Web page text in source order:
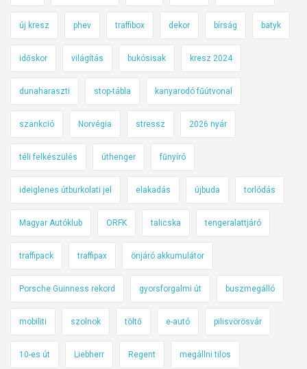
új kresz phev traffibox dekor bírság batyk
időskor világítás bukósisak kresz 2024
dunaharaszti stop-tábla kanyarodó fűútvonal
szankció Norvégia stressz 2026 nyár
téli felkészülés úthenger fűnyíró
ideiglenes útburkolati jel elakadás újbuda torlódás
Magyar Autóklub ORFK talicska tengeralattjáró
traffipack traffipax önjáró akkumulátor
Porsche Guinness rekord gyorsforgalmi út buszmegálló
mobiliti szolnok töltő e-autó pilisvörösvár
10-es út Liebherr Regent megállni tilos